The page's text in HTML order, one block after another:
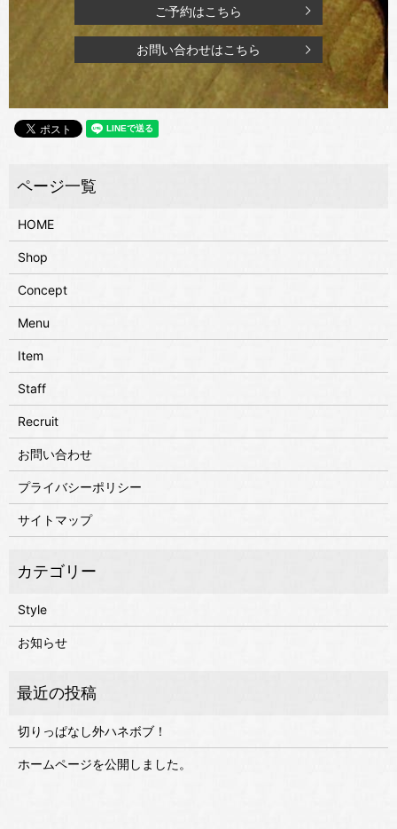
ご予約はこちら
お問い合わせはこちら
HOME
Shop
Concept
Menu
Item
Staff
Recruit
お問い合わせ
プライバシーポリシー
サイトマップ
Style
お知らせ
切りっぱなし外ハネボブ！
ホームページを公開しました。